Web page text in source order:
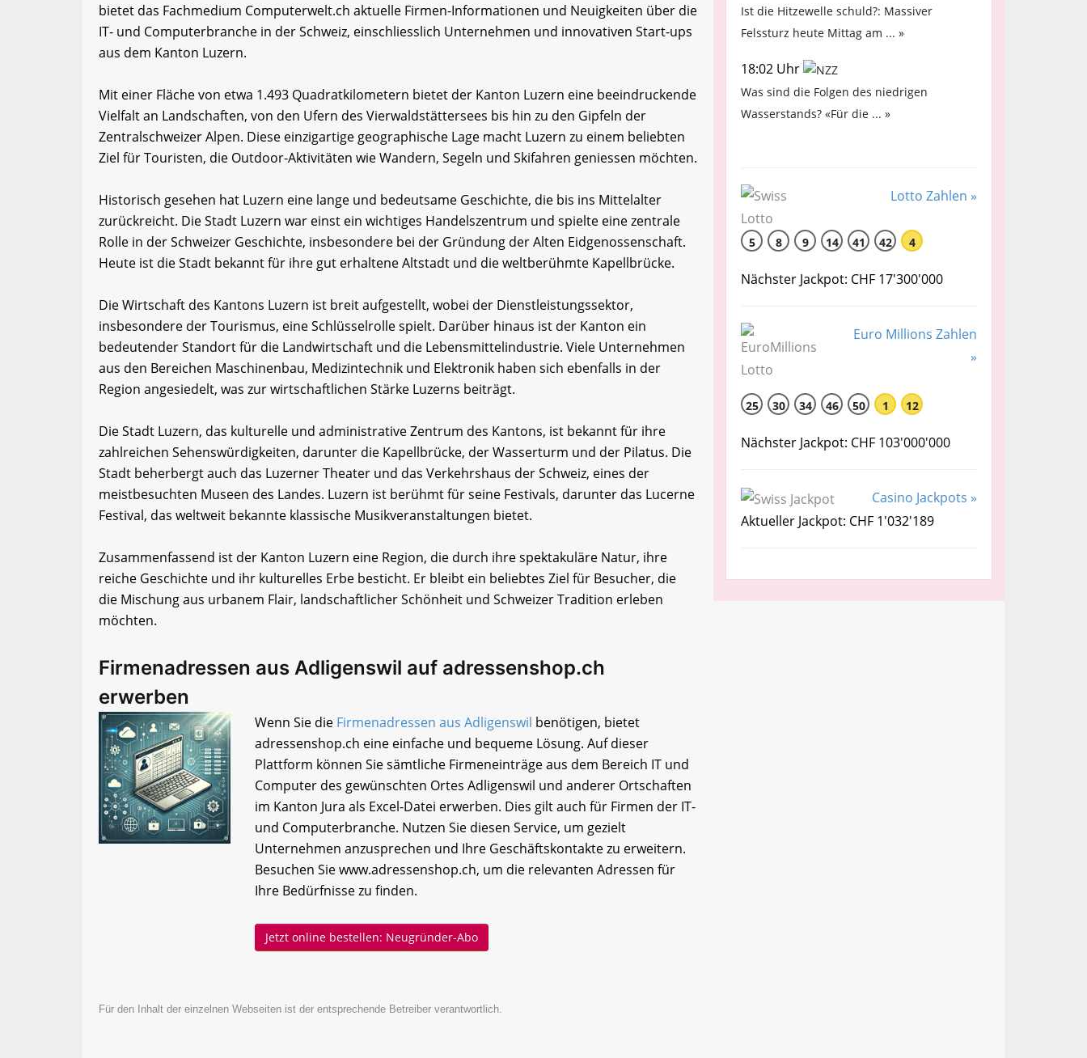
bietet das Fachmedium Computerwelt.ch aktuelle Firmen-Informationen und Neuigkeiten über die
IT- und Computerbranche in der Schweiz, einschliesslich Unternehmen und innovativen Start-ups
aus dem Kanton Luzern.
Mit einer Fläche von etwa 1.493 Quadratkilometern bietet der Kanton Luzern eine beeindruckende
Vielfalt an Landschaften, von den Ufern des Vierwaldstättersees bis hin zu den Gipfeln der
Zentralschweizer Alpen. Diese einzigartige geographische Lage macht Luzern zu einem beliebten
Ziel für Touristen, die Outdoor-Aktivitäten wie Wandern, Segeln und Skifahren geniessen möchten.
Historisch gesehen hat Luzern eine lange und bedeutsame Geschichte, die bis ins Mittelalter
zurückreicht. Die Stadt Luzern war einst ein wichtiges Handelszentrum und spielte eine zentrale
Rolle in der Schweizer Geschichte, insbesondere bei der Gründung der Alten Eidgenossenschaft.
Heute ist die Stadt bekannt für ihre gut erhaltene Altstadt und die weltberühmte Kapellbrücke.
Die Wirtschaft des Kantons Luzern ist breit aufgestellt, wobei der Dienstleistungssektor,
insbesondere der Tourismus, eine Schlüsselrolle spielt. Darüber hinaus ist der Kanton ein
bedeutender Standort für die Landwirtschaft und die Lebensmittelindustrie. Viele Unternehmen
aus den Bereichen Maschinenbau, Medizintechnik und Elektronik haben sich ebenfalls in der
Region angesiedelt, was zur wirtschaftlichen Stärke Luzerns beiträgt.
Die Stadt Luzern, das kulturelle und administrative Zentrum des Kantons, ist bekannt für ihre
zahlreichen Sehenswürdigkeiten, darunter die Kapellbrücke, der Wasserturm und der Pilatus. Die
Stadt beherbergt auch das Luzerner Theater und das Verkehrshaus der Schweiz, eines der
meistbesuchten Museen des Landes. Luzern ist berühmt für seine Festivals, darunter das Lucerne
Festival, das weltweit bekannte klassische Musikveranstaltungen bietet.
Zusammenfassend ist der Kanton Luzern eine Region, die durch ihre spektakuläre Natur, ihre
reiche Geschichte und ihr kulturelles Erbe besticht. Er bleibt ein beliebtes Ziel für Besucher, die
die Mischung aus urbanem Flair, landschaftlicher Schönheit und Schweizer Tradition erleben
möchten.
Firmenadressen aus Adligenswil auf adressenshop.ch
erwerben
Wenn Sie die Firmenadressen aus Adligenswil benötigen, bietet
adressenshop.ch eine einfache und bequeme Lösung. Auf dieser
Plattform können Sie sämtliche Firmeneinträge aus dem Bereich IT und
Computer des gewünschten Ortes Adligenswil und anderer Ortschaften
im Kanton Jura als Excel-Datei erwerben. Dies gilt auch für Firmen der IT-
und Computerbranche. Nutzen Sie diesen Service, um gezielt
Unternehmen anzusprechen und Ihre Geschäftskontakte zu erweitern.
Besuchen Sie www.adressenshop.ch, um die relevanten Adressen für
Ihre Bedürfnisse zu finden.
Jetzt online bestellen: Neugründer-Abo
Für den Inhalt der einzelnen Webseiten ist der entsprechende Betreiber verantwortlich.
Ist die Hitzewelle schuld?: Massiver
Felssturz heute Mittag am ... »
18:02 Uhr
Was sind die Folgen des niedrigen
Wasserstands? «Für die ... »
Lotto Zahlen »
5 8 9 14 41 42 4
Nächster Jackpot: CHF 17'300'000
Euro Millions Zahlen
»
25 30 34 46 50 1 12
Nächster Jackpot: CHF 103'000'000
Casino Jackpots »
Aktueller Jackpot: CHF 1'032'189